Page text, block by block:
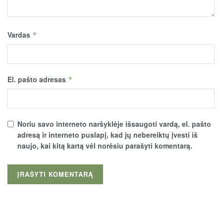
Vardas *
El. pašto adresas *
Noriu savo interneto naršyklėje išsaugoti vardą, el. pašto
adresą ir interneto puslapį, kad jų nebereiktų įvesti iš
naujo, kai kitą kartą vėl norėsiu parašyti komentarą.